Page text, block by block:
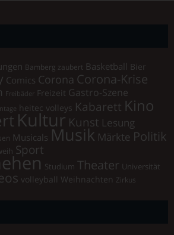
Bamberg zaubert Basketball Bier
Comics Corona Corona-Krise
Freibäder Freizeit Gastro-Szene
heitec volleys Kabarett Kino
Kultur Kunst Lesung
Musicals Musik Märkte Politik
Sport
Studium Theater Universität
volleyball Weihnachten Zirkus